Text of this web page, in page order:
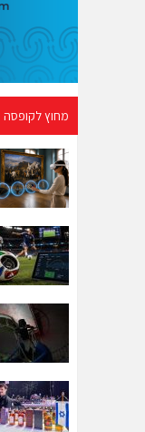
מחוץ לקופסה